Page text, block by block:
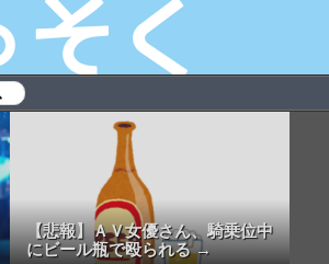
【悲報】ＡＶ女優さん、騎乗位中
にビール瓶で殴られる →